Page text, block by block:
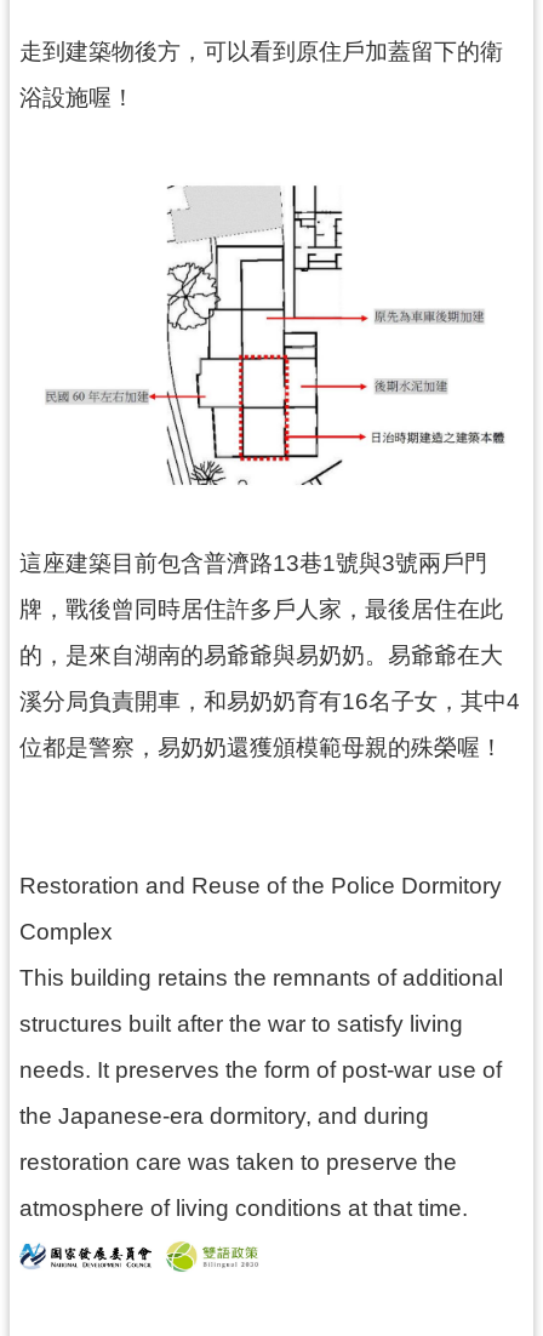
出
版
市
政
信
箱
桃
園
市
g
i
h
隱
權
策
網
站
安
全
政
走到建築物後方，可以看到原住戶加蓋留下的衛
浴設施喔！
這座建築目前包含普濟路13巷1號與3號兩戶門
牌，戰後曾同時居住許多戶人家，最後居住在此
的，是來自湖南的易爺爺與易奶奶。易爺爺在大
溪分局負責開車，和易奶奶育有16名子女，其中4
位都是警察，易奶奶還獲頒模範母親的殊榮喔！
Restoration and Reuse of the Police Dormitory
Complex
This building retains the remnants of additional
structures built after the war to satisfy living
needs. It preserves the form of post-war use of
the Japanese-era dormitory, and during
restoration care was taken to preserve the
atmosphere of living conditions at that time.